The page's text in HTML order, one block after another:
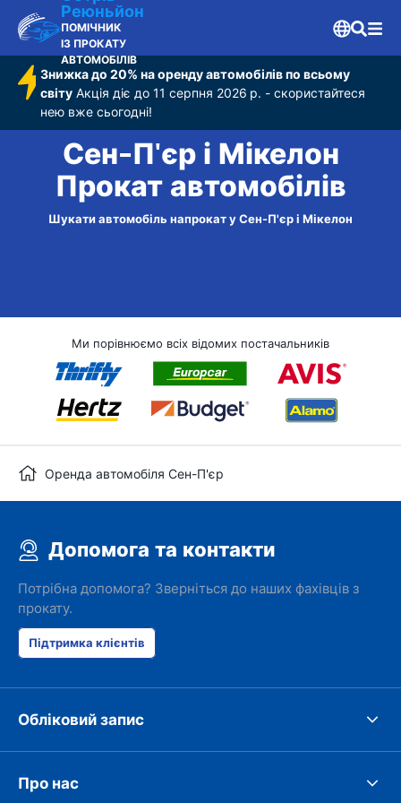
Реюньйон
ПОМІЧНИК
ІЗ ПРОКАТУ
АВТОМОБІЛІВ
Знижка до 20% на оренду автомобілів по всьому
світу Акція діє до 11 серпня 2026 р. - скористайтеся
нею вже сьогодні!
Сен-П'єр і Мікелон
Прокат автомобілів
Шукати автомобіль напрокат у Сен-П'єр і Мікелон
Ми порівнюємо всіх відомих постачальників
Оренда автомобіля Сен-П'єр
Допомога та контакти
Потрібна допомога? Зверніться до наших фахівців з
прокату.
Підтримка клієнтів
Обліковий запис
Про нас